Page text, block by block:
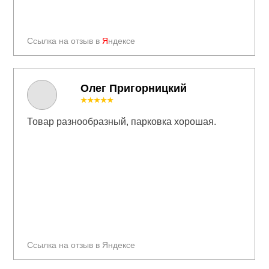
Олег Пригорницкий
Ссылка на отзыв в Яндексе
Ссылка на отзыв в Яндексе
★★★★★
Товар разнообразный, парковка хорошая.